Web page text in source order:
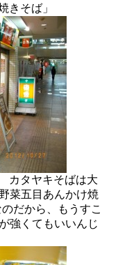
きそば」
カタヤキそばは大
菜五目あんかけ焼
だから、もうすこ
強くてもいいんじ